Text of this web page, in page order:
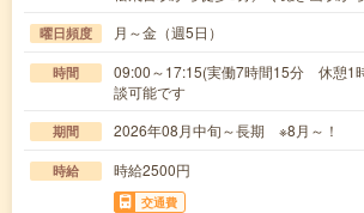
曜日頻度 月～金（週5日）
時間
09:00～17:15(実働7時間15分 休憩1
談可能です
期間 2026年08月中旬～長期 ※8月～！
時給 時給2500円
交通費